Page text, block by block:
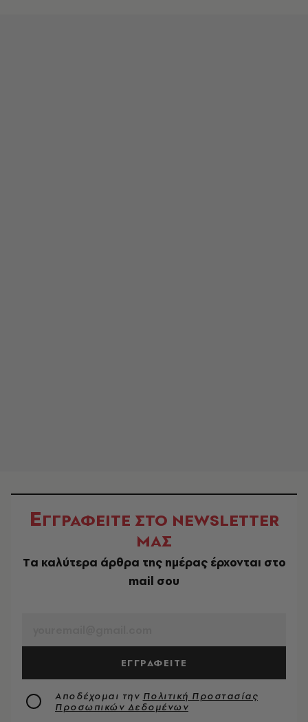
ΕΓΓΡΑΦΕΙΤΕ ΣΤΟ NEWSLETTER
ΜΑΣ
Tα καλύτερα άρθρα της ημέρας έρχονται στο
mail σου
ΕΓΓΡΑΦΕΙΤΕ
Αποδέχομαι την Πολιτική Προστασίας
Προσωπικών Δεδομένων